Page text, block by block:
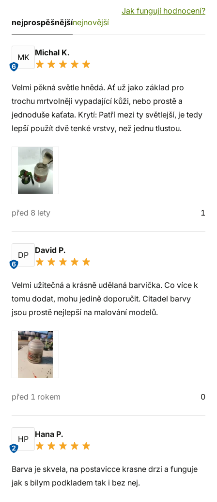
Jak fungují hodnocení?
nejprospěšnějšínejnovější
MK
6
Michal K.
Velmi pěkná světle hnědá. Ať už jako základ pro
trochu mrtvolněji vypadající kůži, nebo prostě a
jednoduše kaťata. Krytí: Patří mezi ty světlejší, je tedy
lepší použít dvě tenké vrstvy, než jednu tlustou.
před 8 lety 1
DP
6
David P.
Velmi užitečná a krásně udělaná barvička. Co více k
tomu dodat, mohu jedině doporučit. Citadel barvy
jsou prostě nejlepší na malování modelů.
před 1 rokem 0
HP
2
Hana P.
Barva je skvela, na postavicce krasne drzi a funguje
jak s bilym podkladem tak i bez nej.